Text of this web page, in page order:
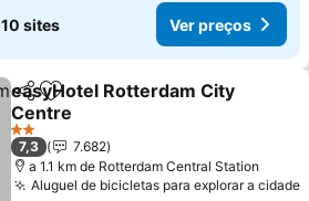
10 sites Ver preços
PartilharAdicionar aos favoritos
easyHotel Rotterdam City
Centre
Ver preços
2 Estrelas
7,3
7.682
a 1.1 km de Rotterdam Central Station
Aluguel de bicicletas para explorar a cidade